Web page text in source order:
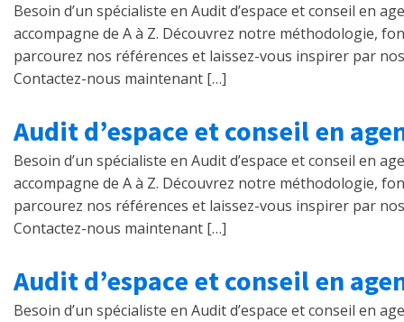
Besoin d’un spécialiste en Audit d’espace et conseil en
accompagne de A à Z. Découvrez notre méthodologie,
parcourez nos références et laissez-vous inspirer par
Contactez-nous maintenant […]
Audit d’espace et conseil en
Besoin d’un spécialiste en Audit d’espace et conseil en
accompagne de A à Z. Découvrez notre méthodologie,
parcourez nos références et laissez-vous inspirer par
Contactez-nous maintenant […]
Audit d’espace et conseil en
Besoin d’un spécialiste en Audit d’espace et conseil en